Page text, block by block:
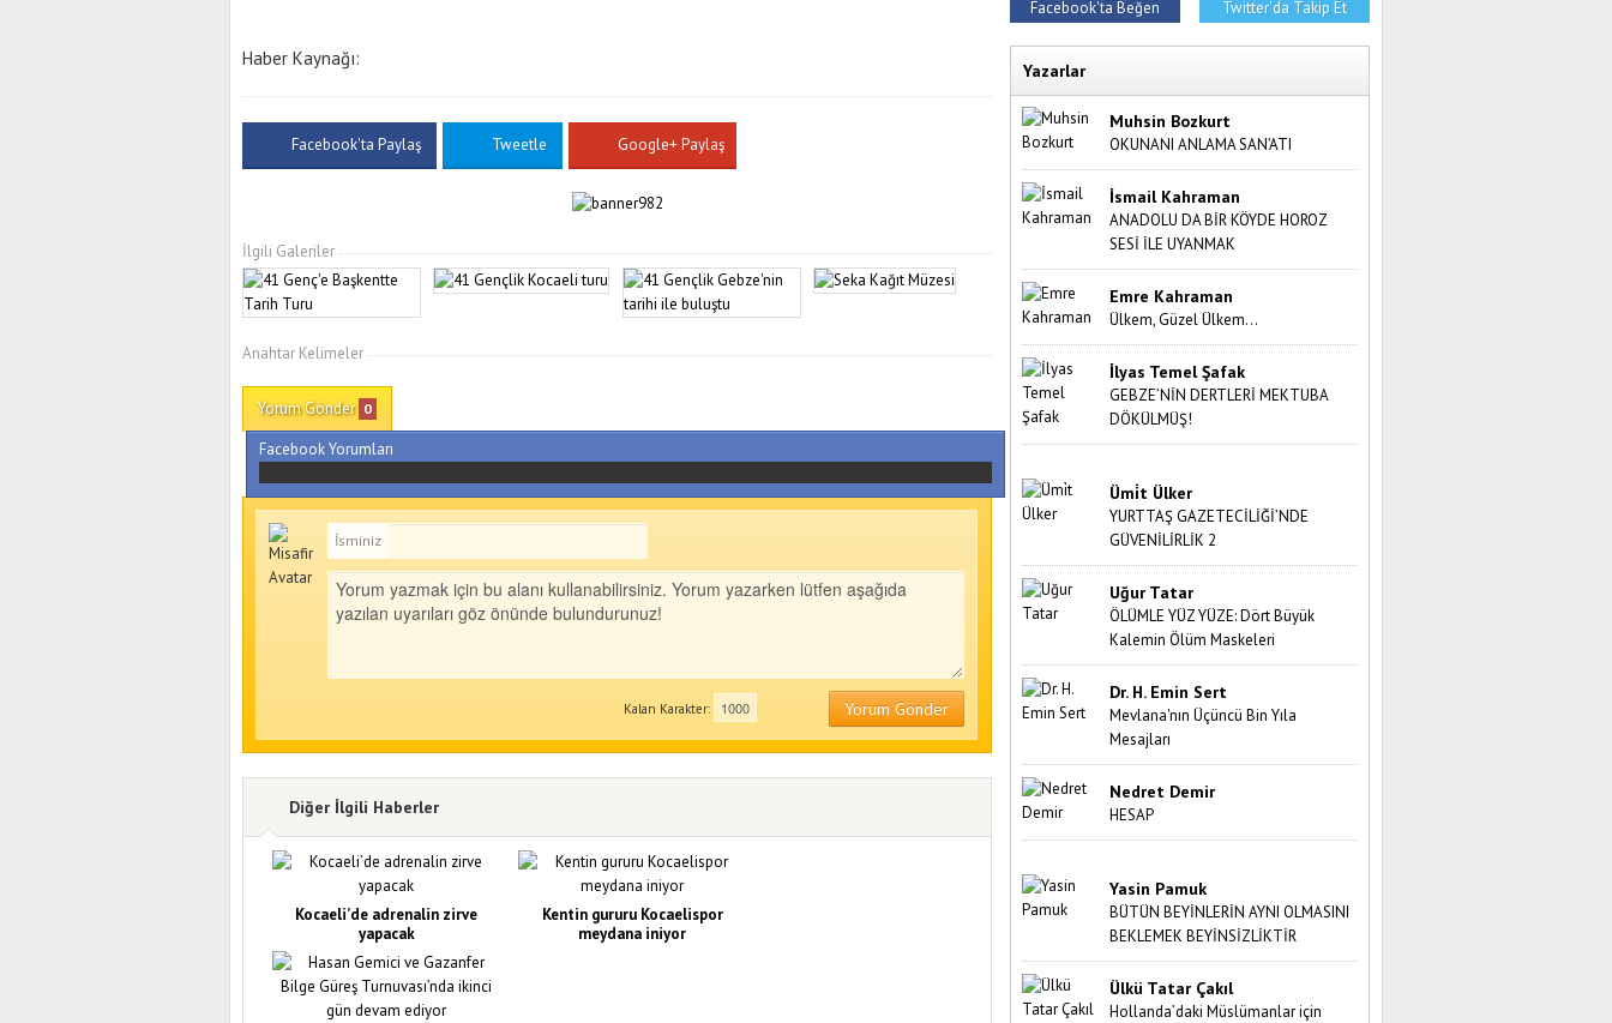
Haber Kaynağı:
Facebook'ta Paylaş Tweetle Google+ Paylaş
İlgili Galeriler
Anahtar Kelimeler
Yorum Gönder 0
Facebook Yorumları
İsminiz
Yorum Gönder
Kalan Karakter:
Diğer İlgili Haberler
Kocaeli’de adrenalin zirve
yapacak
Kentin gururu Kocaelispor
meydana iniyor
Facebook'ta Beğen Twitter'da Takip Et
Yazarlar
Muhsin Bozkurt
OKUNANI ANLAMA SAN’ATI
İsmail Kahraman
ANADOLU DA BİR KÖYDE HOROZ
SESİ İLE UYANMAK
Emre Kahraman
Ülkem, Güzel Ülkem…
İlyas Temel Şafak
GEBZE’NİN DERTLERİ MEKTUBA
DÖKÜLMÜŞ!
Ümi̇t Ülker
YURTTAŞ GAZETECİLİĞİ’NDE
GÜVENİLİRLİK 2
Uğur Tatar
ÖLÜMLE YÜZ YÜZE: Dört Büyük
Kalemin Ölüm Maskeleri
Dr. H. Emin Sert
Mevlana'nın Üçüncü Bin Yıla
Mesajları
Nedret Demir
HESAP
Yasin Pamuk
BÜTÜN BEYİNLERİN AYNI OLMASINI
BEKLEMEK BEYİNSİZLİKTİR
Ülkü Tatar Çakıl
Hollanda’daki Müslümanlar için